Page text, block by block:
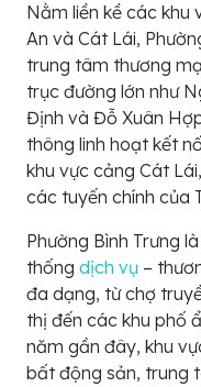
Nằm liền kề các khu
An và Cát Lái,
trung tâm thương
trục đường lớn như
Định và Đỗ Xuân
thông linh hoạt kết
khu vực cảng Cát
các tuyến chính của
Phường Bình Trưng
thống dịch vụ –
đa dạng, từ chợ
thị đến các khu phố
năm gần đây, khu
bất động sản, trung